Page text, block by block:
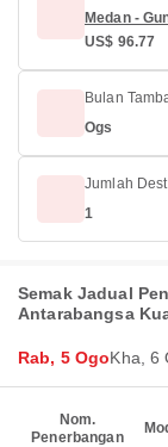
Medan -
US$ 96.77
Bulan
Ogs
Jumlah
1
Semak Jadual
Antarabangsa
Rab, 5 OgoKha, 6
Nom.
Penerbangan